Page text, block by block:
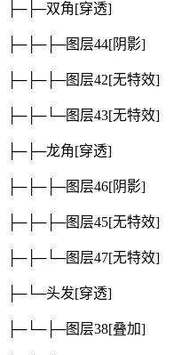
├─├─双角 [穿透]
├─├─├─图层44[阴影]
├─├─├─图层42[无特效]
├─├─└─图层43[无特效]
├─├─龙角 [穿透]
├─├─├─图层46[阴影]
├─├─├─图层45[无特效]
├─├─└─图层47[无特效]
├─└─头发[穿透]
├─└─├─图层38[叠加]